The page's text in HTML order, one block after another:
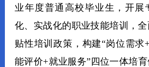
业年度普通高校毕业生，开展
化、实战化的职业技能培训，
贴性培训政策，构建“岗位需求+
能评价+就业服务”四位一体培育